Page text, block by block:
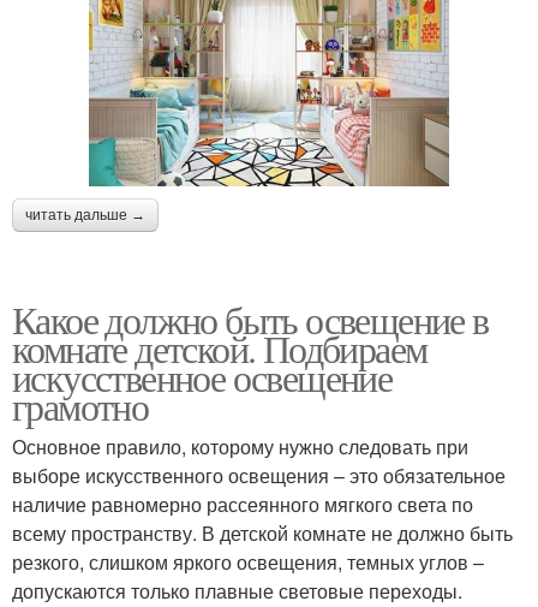
читать дальше →
Какое должно быть освещение в
комнате детской. Подбираем
искусственное освещение
грамотно
Основное правило, которому нужно следовать при
выборе искусственного освещения – это обязательное
наличие равномерно рассеянного мягкого света по
всему пространству. В детской комнате не должно быть
резкого, слишком яркого освещения, темных углов –
допускаются только плавные световые переходы.